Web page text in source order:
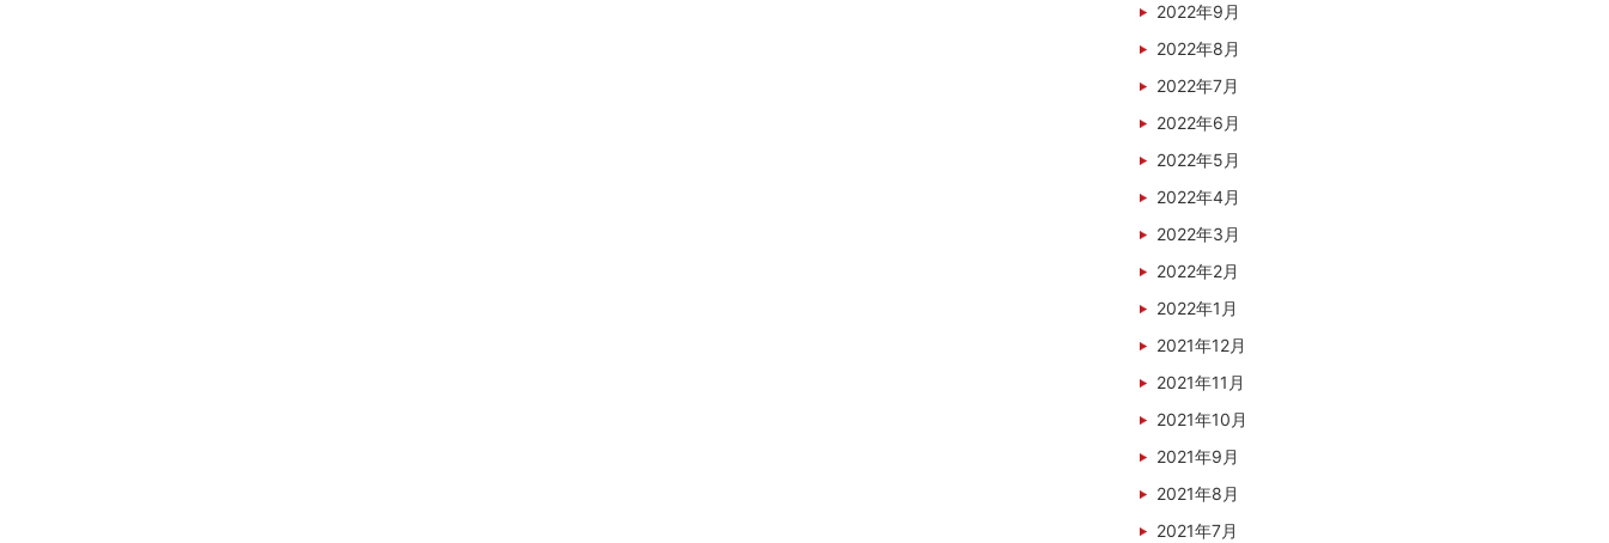
2022年9月
2022年8月
2022年7月
2022年6月
2022年5月
2022年4月
2022年3月
2022年2月
2022年1月
2021年12月
2021年11月
2021年10月
2021年9月
2021年8月
2021年7月